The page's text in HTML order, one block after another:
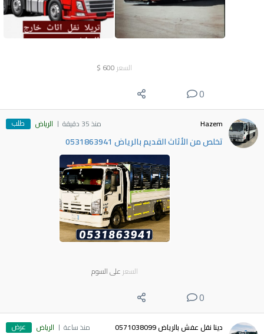
السعر 600
$
0
Hazem منذ 35 دقيقة الرياض طلب
تخلص من الأثاث القديم بالرياض 0531863941
السعر على السوم
0
دينا نقل عفش بالرياض 0571038099 منذ ساعة الرياض عرض